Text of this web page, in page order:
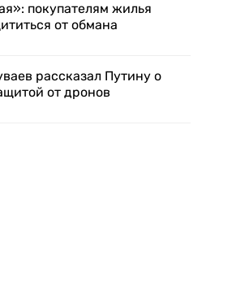
покупателям жилья
от обмана
рассказал Путину о
от дронов